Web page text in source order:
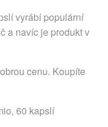
vyrábí populární
a navíc je produkt v
cenu. Koupíte
60 kapslí